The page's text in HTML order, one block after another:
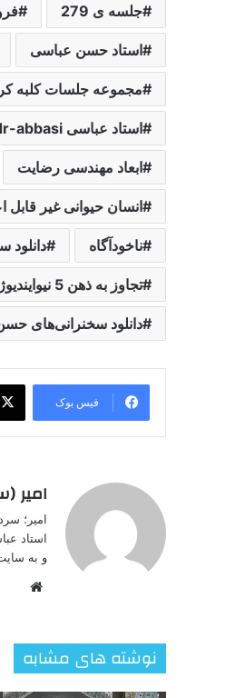
جلسه ی 279
استاد حسن عباسی
مجموعه جلسات کلبه
استاد عباسی dr-abbasi
ابعاد مهندسی رضایت
انسان حیوانی غیر قابل
ناخودآگاه دانلود
تجاوز به ذهن 5 نیوایندیوژوالیزاسیون
دانلود سخنرانی‌های
فیس بوک
امیر
امیر؛
استاد
و به
نوشته های مشابه